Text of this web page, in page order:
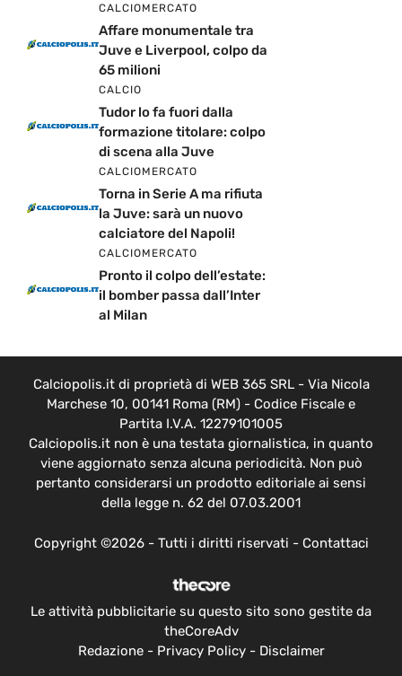
CALCIOMERCATO
Affare monumentale tra
Juve e Liverpool, colpo da
65 milioni
CALCIO
Tudor lo fa fuori dalla
formazione titolare: colpo
di scena alla Juve
CALCIOMERCATO
Torna in Serie A ma rifiuta
la Juve: sarà un nuovo
calciatore del Napoli!
CALCIOMERCATO
Pronto il colpo dell’estate:
il bomber passa dall’Inter
al Milan
Calciopolis.it di proprietà di WEB 365 SRL - Via Nicola
Marchese 10, 00141 Roma (RM) - Codice Fiscale e
Partita I.V.A. 12279101005
Calciopolis.it non è una testata giornalistica, in quanto
viene aggiornato senza alcuna periodicità. Non può
pertanto considerarsi un prodotto editoriale ai sensi
della legge n. 62 del 07.03.2001
Copyright ©2026 - Tutti i diritti riservati - Contattaci
Le attività pubblicitarie su questo sito sono gestite da
theCoreAdv
Redazione- Privacy Policy- Disclaimer